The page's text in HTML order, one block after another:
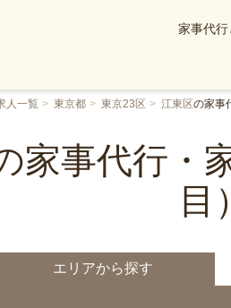
家事代行
人一覧 東京都 東京23区 江東区の家事
家事代行・
目）
エリアから探す